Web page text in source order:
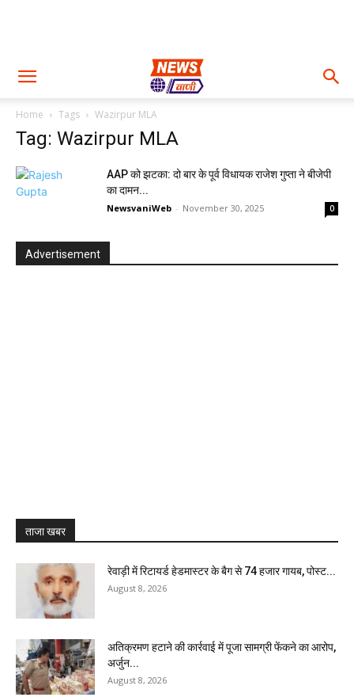
Home Tags Wazirpur MLA
Tag: Wazirpur MLA
AAP को झटका: दो बार के पूर्व विधायक राजेश गुप्ता ने बीजेपी
का दामन...
NewsvaniWeb - November 30, 2025 0
Advertisement
ताजा खबर
रेवाड़ी में रिटायर्ड हेडमास्टर के बैग से ₹74 हजार गायब, पोस्ट...
August 8, 2026
अतिक्रमण हटाने की कार्रवाई में पूजा सामग्री फेंकने का आरोप,
अर्जुन...
August 8, 2026